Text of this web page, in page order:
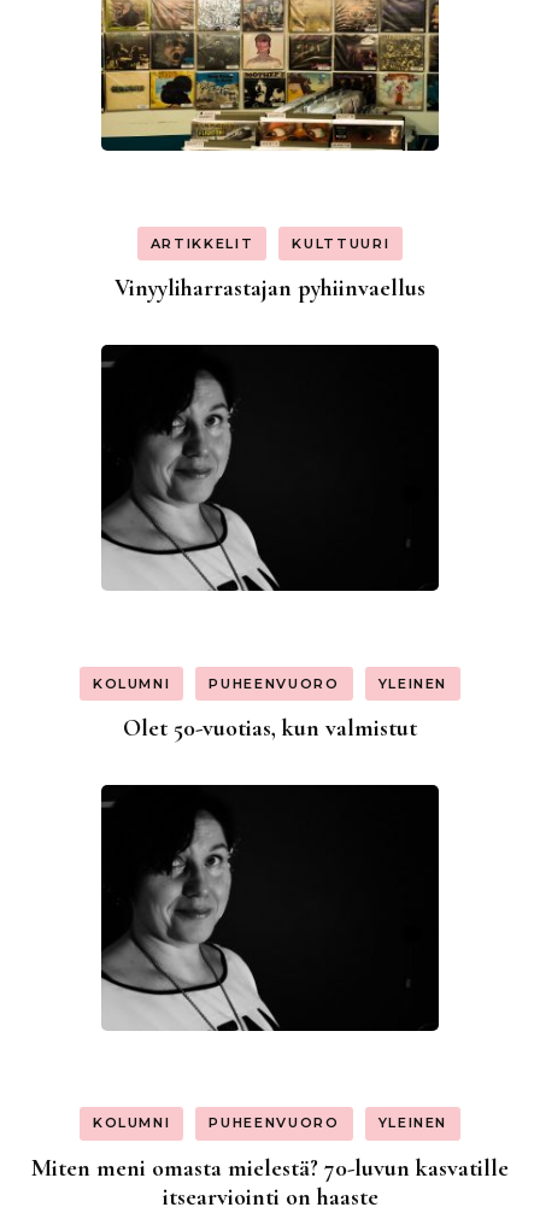
ARTIKKELIT KULTTUURI
Vinyyliharrastajan pyhiinvaellus
KOLUMNI PUHEENVUORO YLEINEN
Olet 50-vuotias, kun valmistut
KOLUMNI PUHEENVUORO YLEINEN
Miten meni omasta mielestä? 70-luvun kasvatille
itsearviointi on haaste